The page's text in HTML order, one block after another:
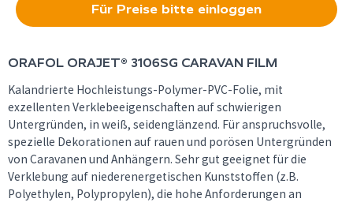
Für Preise bitte einloggen
ORAFOL ORAJET® 3106SG CARAVAN FILM
Kalandrierte Hochleistungs-Polymer-PVC-Folie, mit
exzellenten Verklebeeigenschaften auf schwierigen
Untergründen, in weiß, seidenglänzend. Für anspruchsvolle,
spezielle Dekorationen auf rauen und porösen Untergründen
von Caravanen und Anhängern. Sehr gut geeignet für die
Verklebung auf niederenergetischen Kunststoffen (z.B.
Polyethylen, Polypropylen), die hohe Anforderungen an